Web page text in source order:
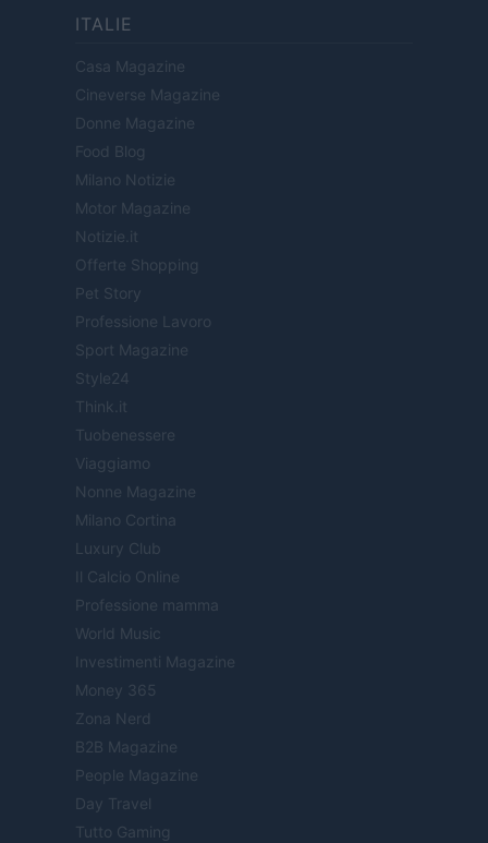
ITALIE
Casa Magazine
Cineverse Magazine
Donne Magazine
Food Blog
Milano Notizie
Motor Magazine
Notizie.it
Offerte Shopping
Pet Story
Professione Lavoro
Sport Magazine
Style24
Think.it
Tuobenessere
Viaggiamo
Nonne Magazine
Milano Cortina
Luxury Club
Il Calcio Online
Professione mamma
World Music
Investimenti Magazine
Money 365
Zona Nerd
B2B Magazine
People Magazine
Day Travel
Tutto Gaming